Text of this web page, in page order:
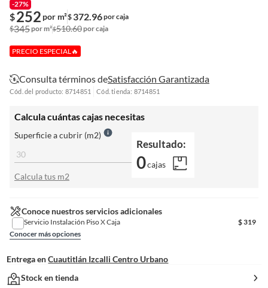
-27%
$252 por m²$ 372.96por caja
$345por m²$510.60por caja
PRECIO ESPECIAL🔥
Consulta términos deSatisfacción Garantizada
Cód. del producto: 8714851 Cód. tienda: 8714851
Calcula cuántas cajas necesitas
Superficie a cubrir (m2)
Calcula tus m2
Resultado:
0cajas
Conoce nuestros servicios adicionales
Servicio Instalación Piso X Caja $319
Conocer más opciones
Entrega en Cuautitlán Izcalli Centro Urbano
Stock en tienda